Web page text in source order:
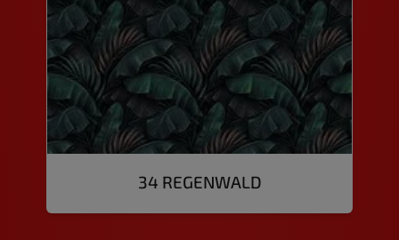
34 REGENWALD